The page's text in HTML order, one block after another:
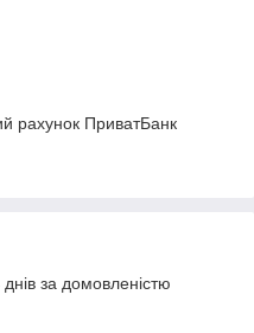
рахунок ПриватБанк
за домовленістю